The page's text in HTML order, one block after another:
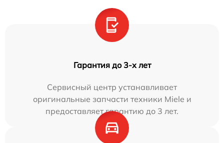
Гарантия до 3-х лет
Сервисный центр устанавливает
оригинальные запчасти техники Miele и
предоставляет гарантию до 3 лет.